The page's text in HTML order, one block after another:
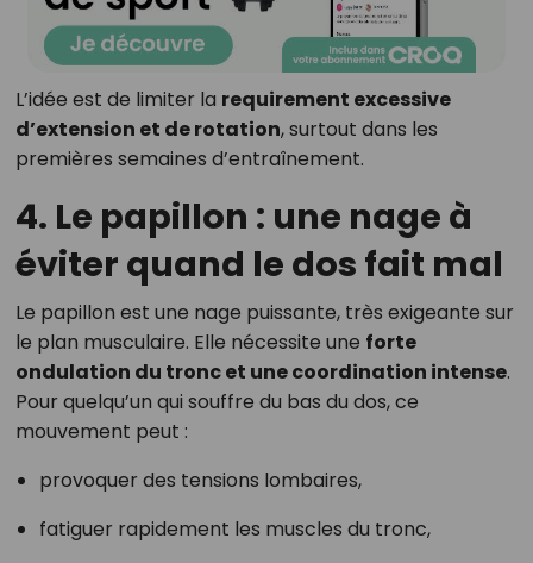
L’idée est de limiter la requirement excessive
d’extension et de rotation, surtout dans les
premières semaines d’entraînement.
4. Le papillon : une nage à
éviter quand le dos fait mal
Le papillon est une nage puissante, très exigeante sur
le plan musculaire. Elle nécessite une forte
ondulation du tronc et une coordination intense.
Pour quelqu’un qui souffre du bas du dos, ce
mouvement peut :
provoquer des tensions lombaires,
fatiguer rapidement les muscles du tronc,